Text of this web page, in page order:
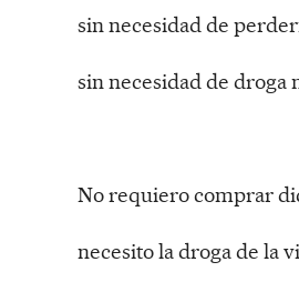
sin necesidad de
sin necesidad de droga
No requiero comprar
necesito la droga de la